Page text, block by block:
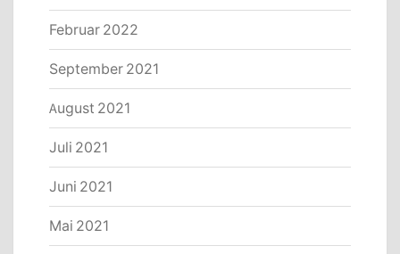
Februar 2022
September 2021
August 2021
Juli 2021
Juni 2021
Mai 2021